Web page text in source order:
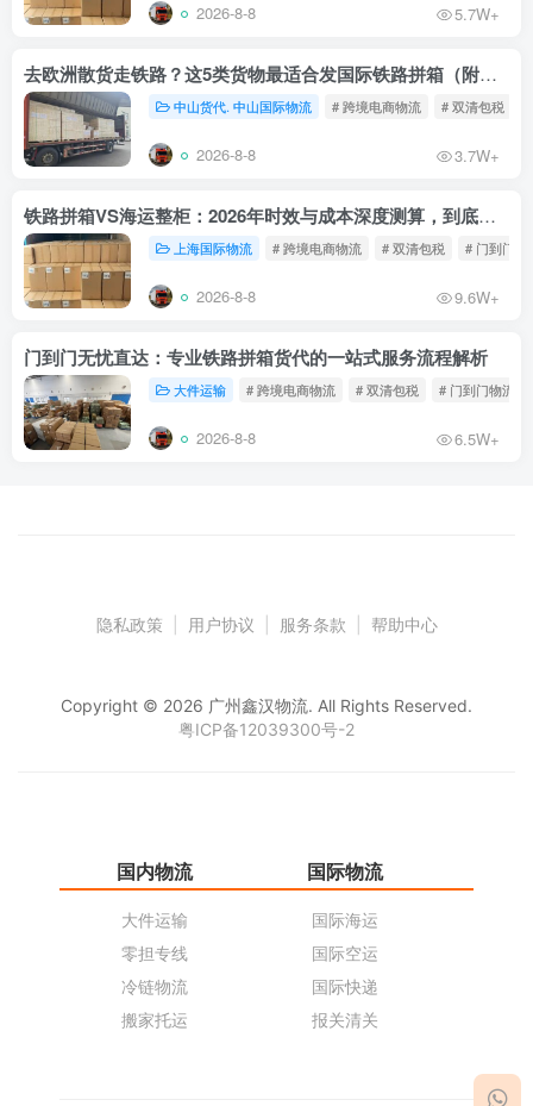
2026-8-8 5.7W+
去欧洲散货走铁路？这5类货物最适合发国际铁路拼箱（附禁运清单）
中山货代. 中山国际物流 # 跨境电商物流 # 双清包税
2026-8-8 3.7W+
铁路拼箱VS海运整柜：2026年时效与成本深度测算，到底能省多少钱？
上海国际物流 # 跨境电商物流 # 双清包税 # 门到门物
2026-8-8 9.6W+
门到门无忧直达：专业铁路拼箱货代的一站式服务流程解析
大件运输 # 跨境电商物流 # 双清包税 # 门到门物流
2026-8-8 6.5W+
隐私政策 用户协议 服务条款 帮助中心
Copyright © 2026 广州鑫汉物流. All Rights Reserved.
粤ICP备12039300号-2
国内物流
大件运输
零担专线
冷链物流
搬家托运
国际物流
国际海运
国际空运
国际快递
报关清关